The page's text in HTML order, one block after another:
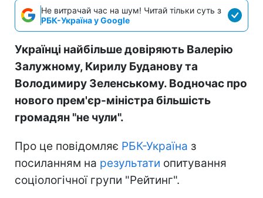
Не витрачай час на шум! Читай тільки суть з
РБК-Україна у Google
Українці найбільше довіряють Валерію
Залужному, Кирилу Буданову та
Володимиру Зеленському. Водночас про
нового прем'єр-міністра більшість
громадян "не чули".
Про це повідомляє РБК-Україна з
посиланням на результати опитування
соціологічної групи "Рейтинг".